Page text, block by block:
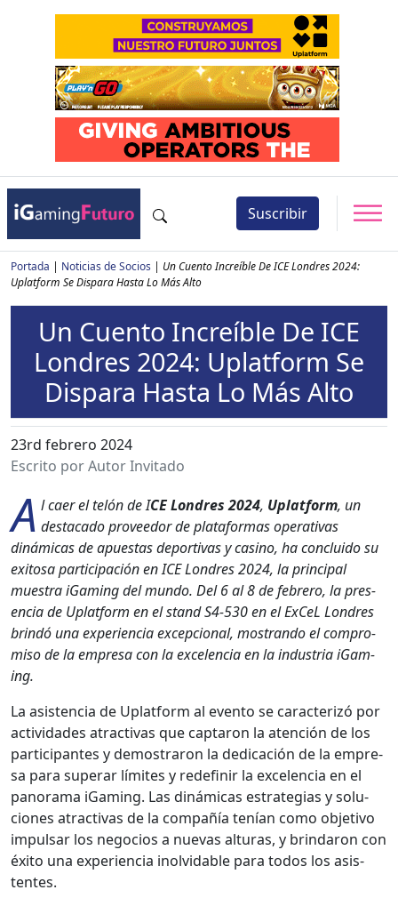
Suscribir
Portada | Noticias de Socios | Un Cuento Increíble De ICE Londres 2024:
Uplatform Se Dispara Hasta Lo Más Alto
Un Cuento Increíble De ICE
Londres 2024: Uplatform Se
Dispara Hasta Lo Más Alto
23rd febrero 2024
Escrito por Autor Invitado
A l caer el telón de ICE Lon­dres 2024, Uplat­form, un
desta­ca­do provee­dor de platafor­mas oper­a­ti­vas
dinámi­cas de apues­tas deporti­vas y casi­no, ha con­clu­i­do su
exi­tosa par­tic­i­pación en ICE Lon­dres 2024, la prin­ci­pal
mues­tra iGam­ing del mun­do. Del 6 al 8 de febrero, la pres­
en­cia de Uplat­form en el stand S4-530 en el ExCeL Lon­dres
brindó una expe­ri­en­cia excep­cional, mostran­do el com­pro­
miso de la empre­sa con la exce­len­cia en la indus­tria iGam­
ing.
La asis­ten­cia de Uplat­form al even­to se car­ac­ter­izó por
activi­dades atrac­ti­vas que cap­taron la aten­ción de los
par­tic­i­pantes y demostraron la ded­i­cación de la empre­
sa para super­ar límites y redefinir la exce­len­cia en el
panora­ma iGam­ing. Las dinámi­cas estrate­gias y solu­
ciones atrac­ti­vas de la com­pañía tenían como obje­ti­vo
impul­sar los nego­cios a nuevas alturas, y brindaron con
éxi­to una expe­ri­en­cia inolvid­able para todos los asis­
tentes.